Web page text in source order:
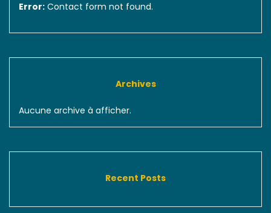
Error: Contact form not found.
Archives
Aucune archive à afficher.
Recent Posts